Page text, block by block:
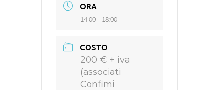
ORA
14:00 - 18:00
COSTO
200 € + iva
(associati
Confimi